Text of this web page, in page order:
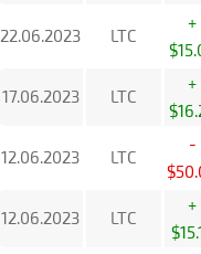
22.06.2023 LTC
+
17.06.2023 LTC
+
12.06.2023 LTC
-
12.06.2023 LTC
+